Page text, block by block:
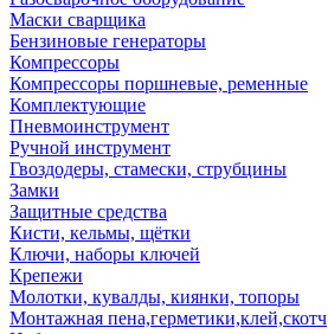
Маски сварщика
Бензиновые генераторы
Компрессоры
Компрессоры поршневые, ременные
Комплектующие
Пневмоинструмент
Ручной инструмент
Гвоздодеры, стамески, струбцины
Замки
Защитные средства
Кисти, кельмы, щётки
Ключи, наборы ключей
Крепежи
Молотки, кувалды, киянки, топоры
Монтажная пена,герметики,клей,скотч